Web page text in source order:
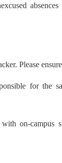
Please
for the
on-campus